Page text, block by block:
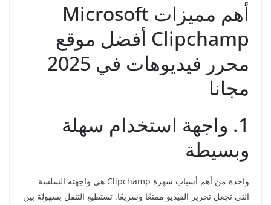
أهم مميزات Microsoft
Clipchamp أفضل موقع
محرر فيديوهات في 2025
مجانا
1. واجهة استخدام سهلة
وبسيطة
واحدة من أهم أسباب شهرة Clipchamp هي واجهته السلسة
التي تجعل تحرير الفيديو ممتعًا وسريعًا. تستطيع التنقل بسهولة بين